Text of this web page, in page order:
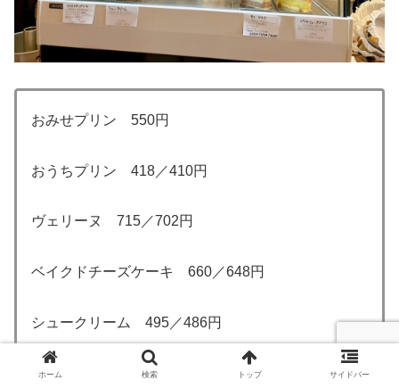
おみせプリン 550円
おうちプリン 418／410円
ヴェリーヌ 715／702円
ベイクドチーズケーキ 660／648円
シュークリーム 495／486円
サンマルク 715／702円
ホーム 検索 トップ サイドバー